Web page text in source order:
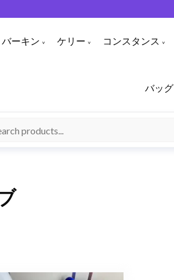
バーキン ケリー コンスタンス
バッグ